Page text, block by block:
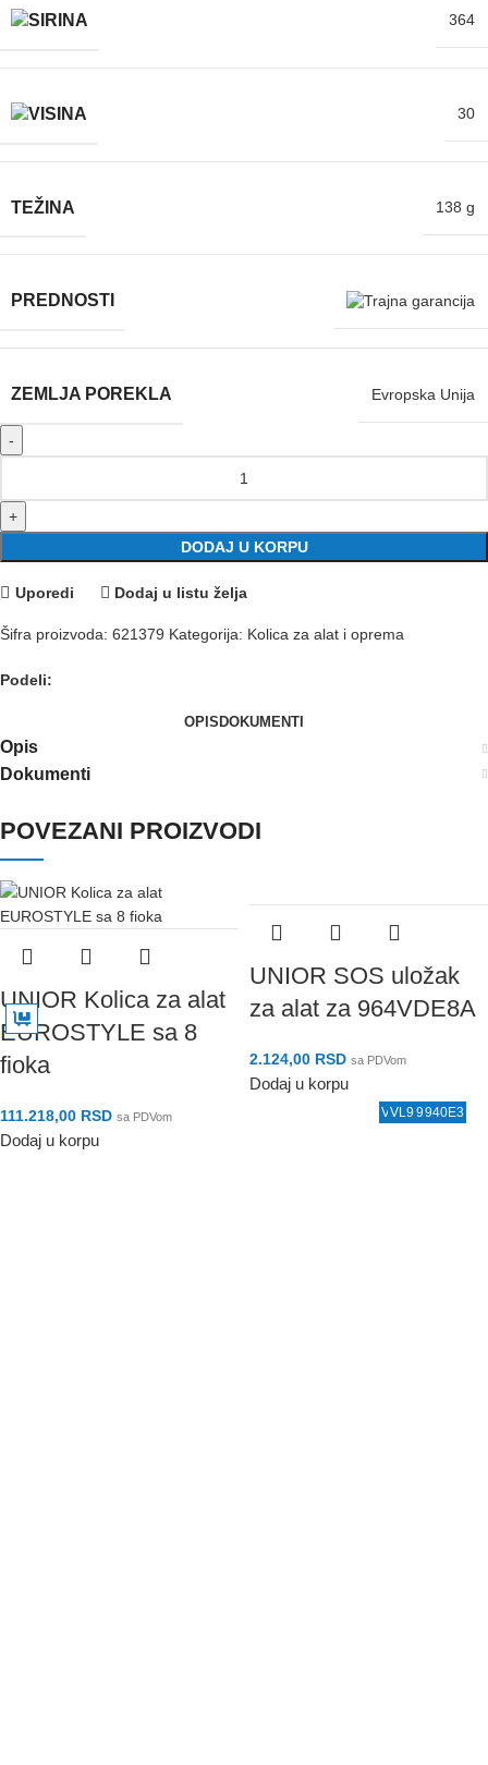
364
30
TEŽINA 138 g
PREDNOSTI
ZEMLJA POREKLA Evropska Unija
DODAJ U KORPU
Uporedi Dodaj u listu želja
Šifra proizvoda: 621379 Kategorija: Kolica za alat i oprema
Podeli:
OPIS DOKUMENTI
Opis
Dokumenti
POVEZANI PROIZVODI
UNIOR Kolica za alat
EUROSTYLE sa 8
fioka
111.218,00 RSD sa PDVom
Dodaj u korpu
940E6
UNIOR SOS uložak
za alat za 964VDE8A
2.124,00 RSD sa PDVom
Dodaj u korpu
VL964VDE8A
K1
VL964VDE7
R5
940E4
940ES5
940E3